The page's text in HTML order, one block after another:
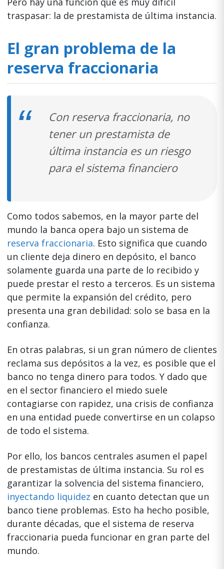
traspasar: la de prestamista de última instancia.
El gran problema de la
reserva fraccionaria
Con reserva fraccionaria, no
tener un prestamista de
última instancia es un riesgo
para el sistema financiero
Como todos sabemos, en la mayor parte del
mundo la banca opera bajo un sistema de
reserva fraccionaria. Esto significa que cuando
un cliente deja dinero en depósito, el banco
solamente guarda una parte de lo recibido y
puede prestar el resto a terceros. Es un sistema
que permite la expansión del crédito, pero
presenta una gran debilidad: solo se basa en la
confianza.
En otras palabras, si un gran número de clientes
reclama sus depósitos a la vez, es posible que el
banco no tenga dinero para todos. Y dado que
en el sector financiero el miedo suele
contagiarse con rapidez, una crisis de confianza
en una entidad puede convertirse en un colapso
de todo el sistema.
Por ello, los bancos centrales asumen el papel
de prestamistas de última instancia. Su rol es
garantizar la solvencia del sistema financiero,
inyectando liquidez en cuanto detectan que un
banco tiene problemas. Esto ha hecho posible,
durante décadas, que el sistema de reserva
fraccionaria pueda funcionar en gran parte del
mundo.